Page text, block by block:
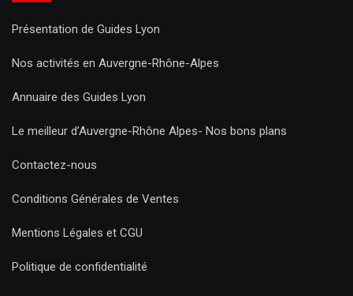
Présentation de Guides Lyon
Nos activités en Auvergne-Rhône-Alpes
Annuaire des Guides Lyon
Le meilleur d’Auvergne-Rhône Alpes- Nos bons plans
Contactez-nous
Conditions Générales de Ventes
Mentions Légales et CGU
Politique de confidentialité